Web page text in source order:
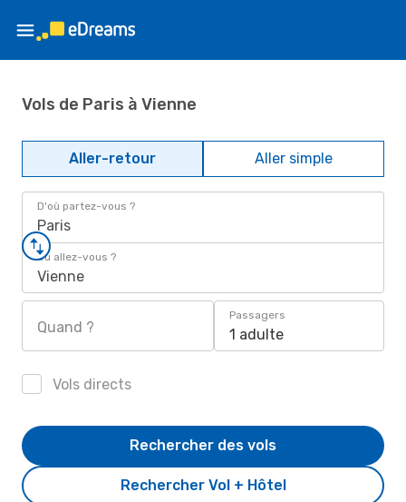
Vols de Paris à Vienne
Aller-retour Aller simple
D'où partez-vous ?
Paris
Où allez-vous ?
Vienne
Quand ?
Passagers
1 adulte
Vols directs
Rechercher Vol + Hôtel
Rechercher des vols